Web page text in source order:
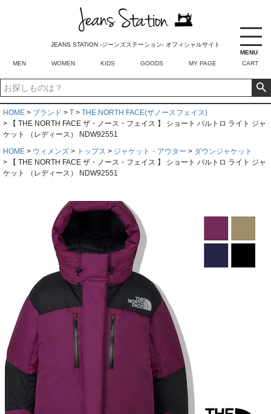
MENU
JEANS STATION -ジーンズステーション- オフィシャルサイト
MEN WOMEN KIDS GOODS MY PAGE CART
HOME ブランド T
THE NORTH FACE(ザノースフェイス)
【 THE NORTH FACE ザ・ノース・フェイス 】 ショート バルトロ ライト ジャ
ケット （レディース） NDW92551
HOME
ウィメンズ トップス ジャケット・アウター
ダウンジャケット
【 THE NORTH FACE ザ・ノース・フェイス 】 ショート バルトロ ライト ジャ
ケット （レディース） NDW92551